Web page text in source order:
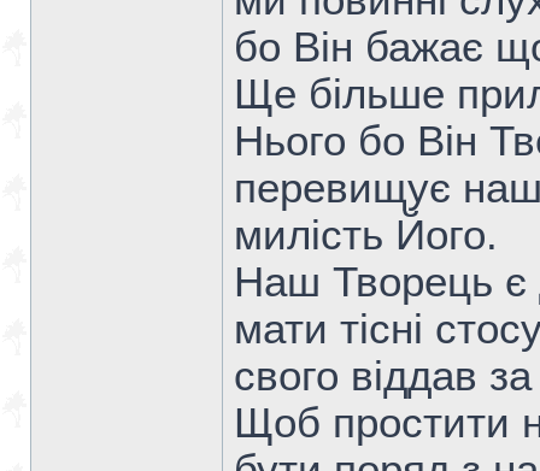
бо Він бажає
Ще більше
Нього бо Він
перевищує
милість Його.
Наш Творець є
мати тісні
свого віддав
Щоб простити